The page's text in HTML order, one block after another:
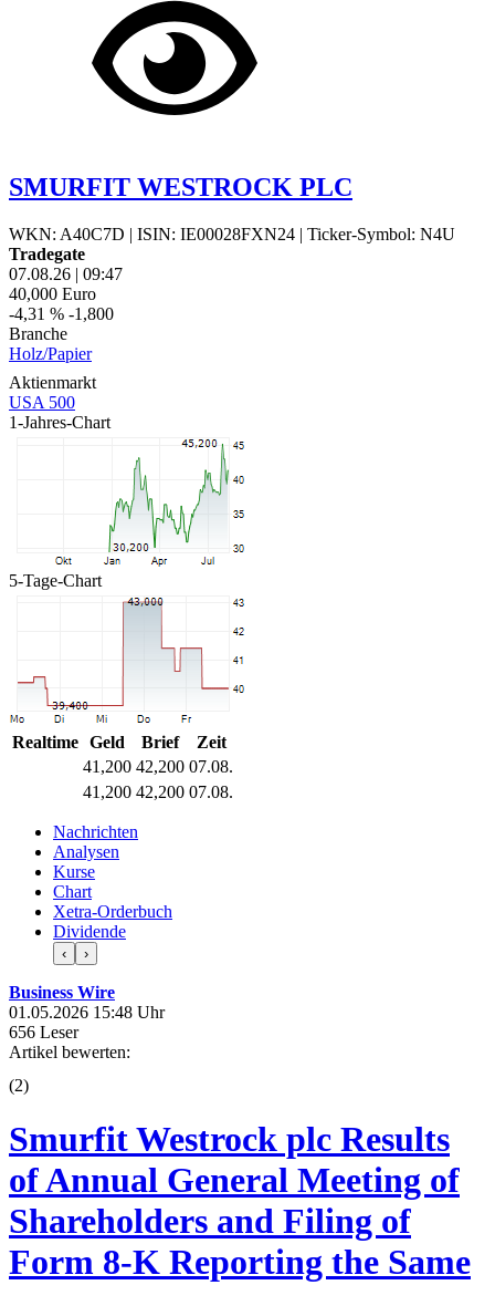
SMURFIT WESTROCK PLC
WKN: A40C7D | ISIN: IE00028FXN24 | Ticker-Symbol: N4U
Tradegate
07.08.26 | 09:47
40,000 Euro
-4,31 % -1,800
Branche
Holz/Papier
Aktienmarkt
USA 500
1-Jahres-Chart
5-Tage-Chart
Realtime Geld Brief
Zeit
41,200 42,200 07.08.
41,200 42,200 07.08.
Nachrichten
Analysen
Kurse
Chart
Xetra-Orderbuch
Dividende
‹ ›
Business Wire
01.05.2026 15:48 Uhr
656 Leser
Artikel bewerten:
(2)
Smurfit Westrock plc Results
of Annual General Meeting of
Shareholders and Filing of
Form 8-K Reporting the Same